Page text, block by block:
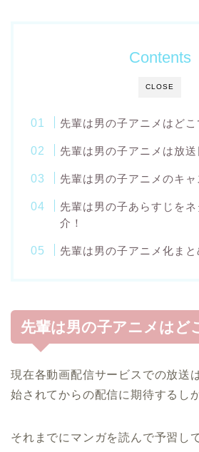
CLOSE
Contents
先輩は男の子アニメはどこ
先輩は男の子アニメは放送
先輩は男の子アニメのキャ
先輩は男の子あらすじを
介！
先輩は男の子アニメ化まと
先輩は男の子アニメはど
現在各動画配信サービスでの放送
始されてからの配信に期待するし
それまでにマンガを読んで予習し